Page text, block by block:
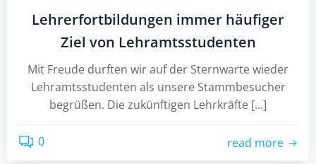
Lehrerfortbildungen immer häufiger
Ziel von Lehramtsstudenten
Mit Freude durften wir auf der Sternwarte wieder
Lehramtsstudenten als unsere Stammbesucher
begrüßen. Die zukünftigen Lehrkräfte […]
0 read more